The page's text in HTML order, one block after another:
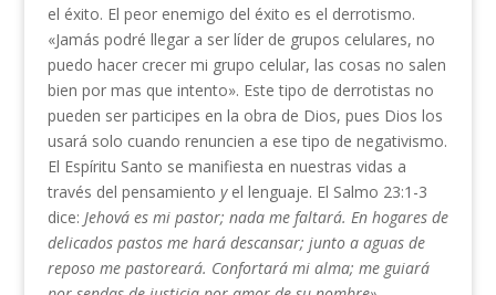
el éxito. El peor enemigo del éxito es el derrotismo.
«Jamás podré llegar a ser líder de grupos celulares, no
puedo hacer crecer mi grupo celular, las cosas no salen
bien por mas que intento». Este tipo de derrotistas no
pueden ser participes en la obra de Dios, pues Dios los
usará solo cuando renuncien a ese tipo de negativismo.
El Espíritu Santo se manifiesta en nuestras vidas a
través del pensamiento y el lenguaje. El Salmo 23:1-3
dice: Jehová es mi pastor; nada me faltará. En hogares de
delicados pastos me hará descansar; junto a aguas de
reposo me pastoreará. Confortará mi alma; me guiará